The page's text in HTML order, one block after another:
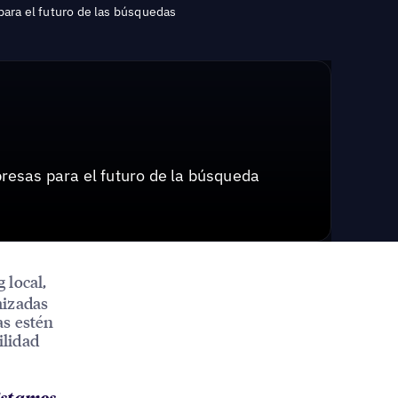
el futuro de las búsquedas
para el futuro de la búsqueda
local,
estén